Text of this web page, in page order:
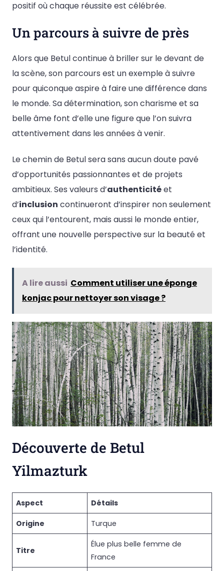
positif où chaque réussite est célébrée.
Un parcours à suivre de près
Alors que Betul continue à briller sur le devant de
la scène, son parcours est un exemple à suivre
pour quiconque aspire à faire une différence dans
le monde. Sa détermination, son charisme et sa
belle âme font d’elle une figure que l’on suivra
attentivement dans les années à venir.
Le chemin de Betul sera sans aucun doute pavé
d’opportunités passionnantes et de projets
ambitieux. Ses valeurs d’authenticitéet
d’inclusion continueront d’inspirer non seulement
ceux qui l’entourent, mais aussi le monde entier,
offrant une nouvelle perspective sur la beauté et
l’identité.
A lire aussi Comment utiliser une éponge
konjac pour nettoyer son visage ?
Découverte de Betul
Yilmazturk
Aspect Détails
Origine Turque
Titre
Élue plus belle femme de
France